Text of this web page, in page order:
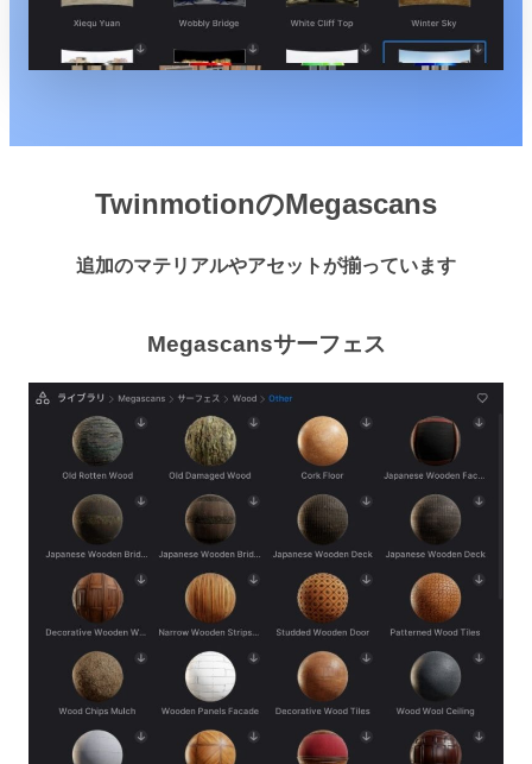
TwinmotionのMegascans
追加のマテリアルやアセットが揃っています
Megascansサーフェス